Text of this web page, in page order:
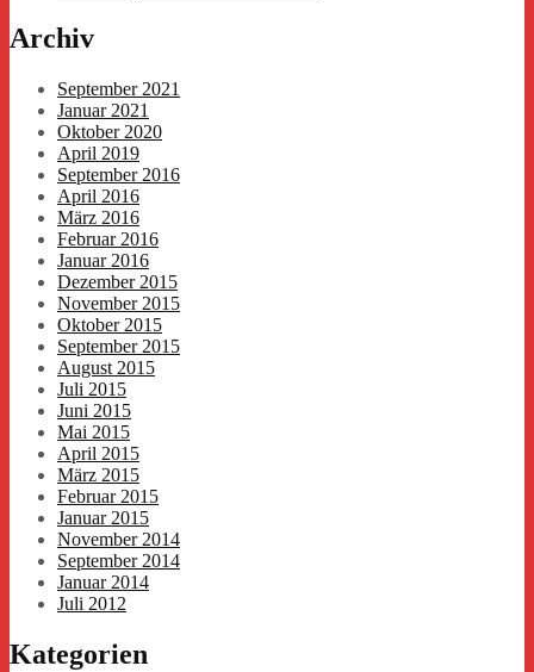
Archiv
September 2021
Januar 2021
Oktober 2020
April 2019
September 2016
April 2016
März 2016
Februar 2016
Januar 2016
Dezember 2015
November 2015
Oktober 2015
September 2015
August 2015
Juli 2015
Juni 2015
Mai 2015
April 2015
März 2015
Februar 2015
Januar 2015
November 2014
September 2014
Januar 2014
Juli 2012
Kategorien